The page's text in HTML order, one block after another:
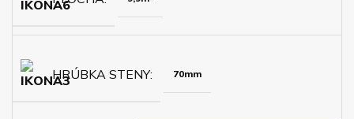
HRÚBKA STENY 70mm